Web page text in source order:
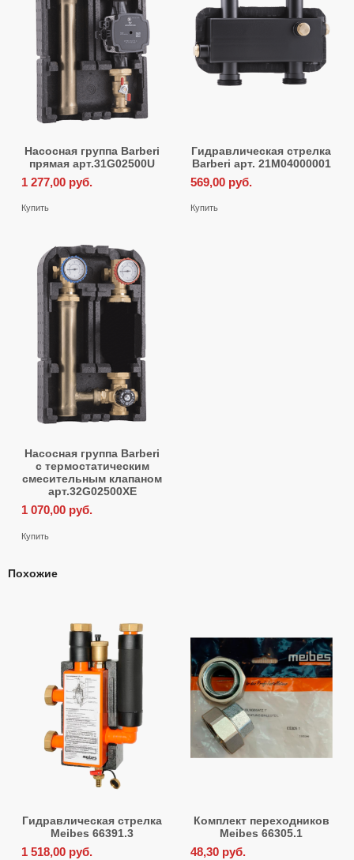
Насосная группа Barberi
прямая арт.31G02500U
1 277,00 руб.
Купить
Гидравлическая стрелка
Barberi арт. 21M04000001
569,00 руб.
Купить
Насосная группа Barberi
с термостатическим
смесительным клапаном
арт.32G02500XE
1 070,00 руб.
Купить
Похожие
Гидравлическая стрелка
Meibes 66391.3
1 518,00 руб.
Комплект переходников
Meibes 66305.1
48,30 руб.